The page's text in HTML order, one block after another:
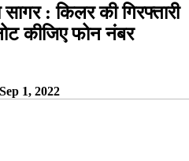
: किलर की गिरफ्तारी
कीजिए फोन नंबर
Sep 1, 2022